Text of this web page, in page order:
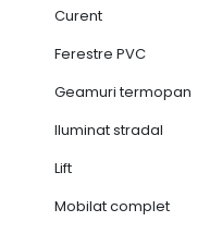
Curent
Ferestre PVC
Geamuri termopan
Iluminat stradal
Lift
Mobilat complet